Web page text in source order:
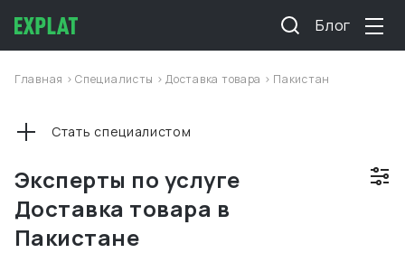
Блог
Главная >Специалисты >Доставка товара > Пакистан
Эксперты по услуге
Доставка товара в
Пакистане
Стать специалистом